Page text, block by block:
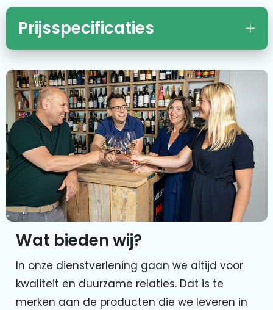
Prijsspecificaties
Wat bieden wij?
In onze dienstverlening gaan we altijd voor
kwaliteit en duurzame relaties. Dat is te
merken aan de producten die we leveren in